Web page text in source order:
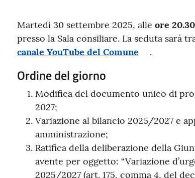
Contenuto
Martedì 30 settembre 2025, alle ore 20.30
presso la Sala consiliare. La seduta sarà
canale YouTube del Comune
.
Ordine del giorno
Modifica del documento unico di
2027;
Variazione al bilancio 2025/2027 e
amministrazione;
Ratifica della deliberazione della
avente per oggetto: “Variazione
2025/2027 (art. 175, comma 4, del